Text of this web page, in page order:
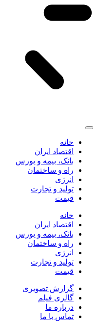
خانه
اقتصاد ایران
بانک، بیمه و بورس
راه و ساختمان
انرژی
تولید و تجارت
قیمت
خانه
اقتصاد ایران
بانک، بیمه و بورس
راه و ساختمان
انرژی
تولید و تجارت
قیمت
گزارش تصویری
گالری فیلم
درباره ما
تماس با ما